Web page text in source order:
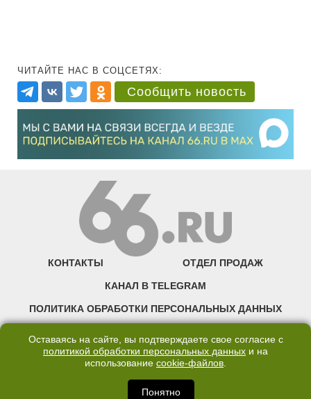
ЧИТАЙТЕ НАС В СОЦСЕТЯХ:
Сообщить новость
КОНТАКТЫ ОТДЕЛ ПРОДАЖ
КАНАЛ В TELEGRAM
ПОЛИТИКА ОБРАБОТКИ ПЕРСОНАЛЬНЫХ ДАННЫХ
©2007—2025 66.RU. Воспроизведение, сообщение, доведение до всеобщего
правообладателя запрещено. Сетевое издание «Современный портал
Екатеринбурга — «66.ru» (18+) зарегистрировано Федеральной службой по
Оставаясь на сайте, вы подтверждаете свое согласие с
политикой обработки персональных данных и на
использование cookie-файлов.
Понятно